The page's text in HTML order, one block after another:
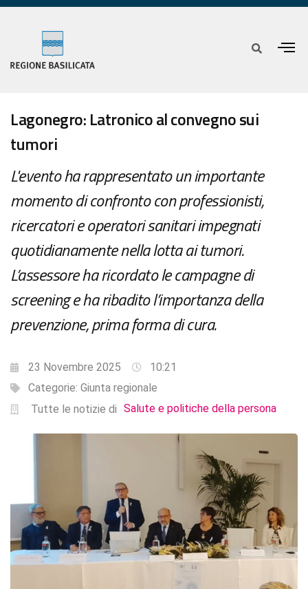
Lagonegro: Latronico al convegno sui
tumori
L'evento ha rappresentato un importante
momento di confronto con professionisti,
ricercatori e operatori sanitari impegnati
quotidianamente nella lotta ai tumori.
L’assessore ha ricordato le campagne di
screening e ha ribadito l’importanza della
prevenzione, prima forma di cura.
23 Novembre 2025
10:21
Categorie: Giunta regionale
Tutte le notizie di Salute e politiche della persona